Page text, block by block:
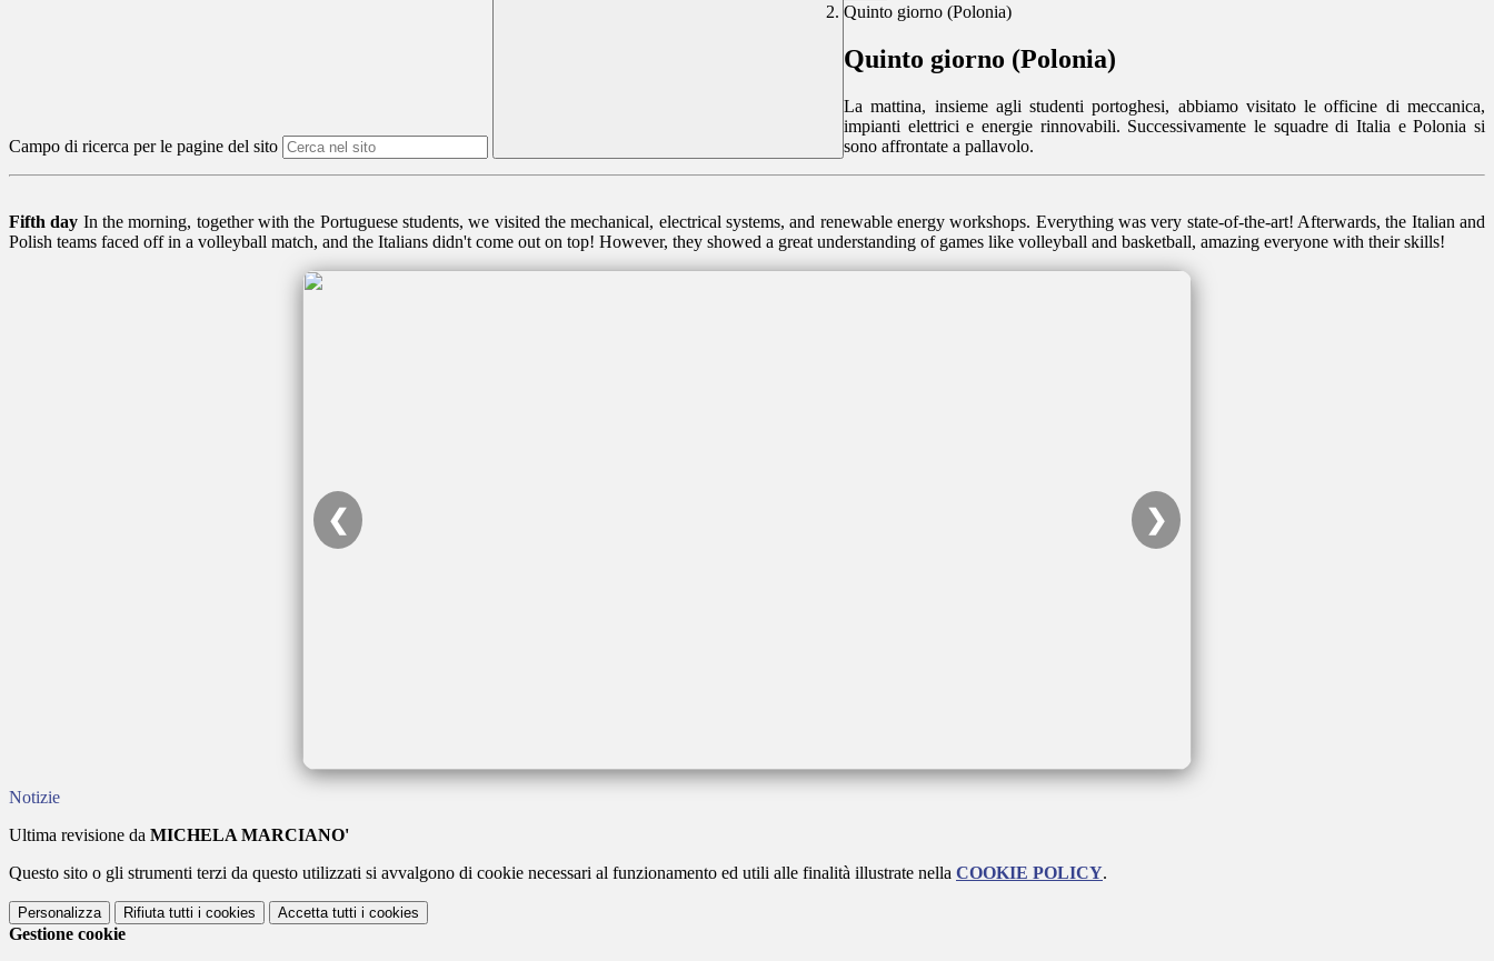
Campo di ricerca per le pagine del sito
Quinto giorno (Polonia)
Quinto giorno (Polonia)
La mattina, insieme agli studenti portoghesi, abbiamo visitato le officine di meccanica,
impianti elettrici e energie rinnovabili. Successivamente le squadre di Italia e Polonia si
sono affrontate a pallavolo.
Fifth day In the morning, together with the Portuguese students, we visited the mechanical, electrical systems, and renewable energy workshops. Everything was very state-of-the-art! Afterwards, the Italian and
Polish teams faced off in a volleyball match, and the Italians didn't come out on top! However, they showed a great understanding of games like volleyball and basketball, amazing everyone with their skills!
❮ ❯
Notizie
Ultima revisione da MICHELA MARCIANO'
Questo sito o gli strumenti terzi da questo utilizzati si avvalgono di cookie necessari al funzionamento ed utili alle finalità illustrate nella COOKIE POLICY.
Personalizza Rifiuta tutti i cookies Accetta tutti i cookies
Gestione cookie